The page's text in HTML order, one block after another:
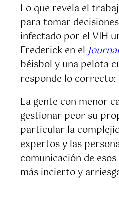
Lo que revela el
para tomar
infectado por el VIH
Frederick en el
béisbol y una pelota
responde lo correcto:
La gente con menor
gestionar peor su
particular la
expertos y las
comunicación de
más incierto y